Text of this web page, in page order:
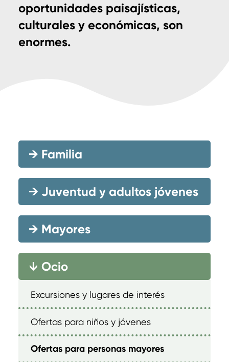
oportunidades paisajísticas,
culturales y económicas, son
enormes.
→ Familia
→ Juventud y adultos jóvenes
→ Mayores
→ Ocio
Excursiones y lugares de interés
Ofertas para niños y jóvenes
Ofertas para personas mayores